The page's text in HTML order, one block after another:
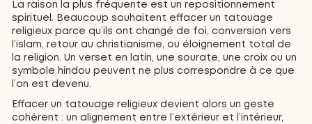
La raison la plus fréquente est un repositionnement
spirituel. Beaucoup souhaitent effacer un tatouage
religieux parce qu’ils ont changé de foi, conversion vers
l’islam, retour au christianisme, ou éloignement total de
la religion. Un verset en latin, une sourate, une croix ou un
symbole hindou peuvent ne plus correspondre à ce que
l’on est devenu.
Effacer un tatouage religieux devient alors un geste
cohérent : un alignement entre l’extérieur et l’intérieur,